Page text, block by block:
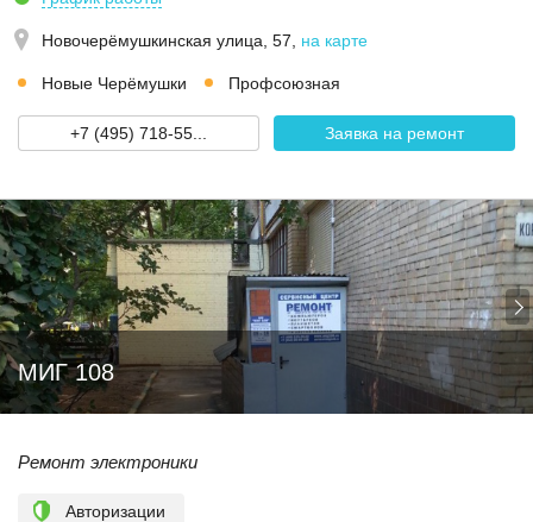
Новочерёмушкинская улица, 57 на карте
Новые Черёмушки Профсоюзная
+7 (495) 718-55... Заявка на ремонт
МИГ 108
Ремонт электроники
Авторизации